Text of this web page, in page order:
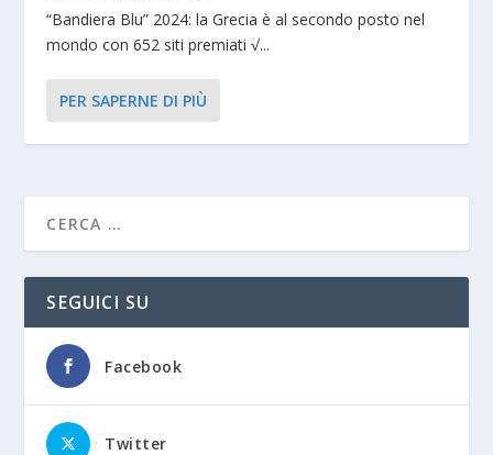
“Bandiera Blu” 2024: la Grecia è al secondo posto nel
mondo con 652 siti premiati √...
PER SAPERNE DI PIÙ
SEGUICI SU
Facebook
Twitter